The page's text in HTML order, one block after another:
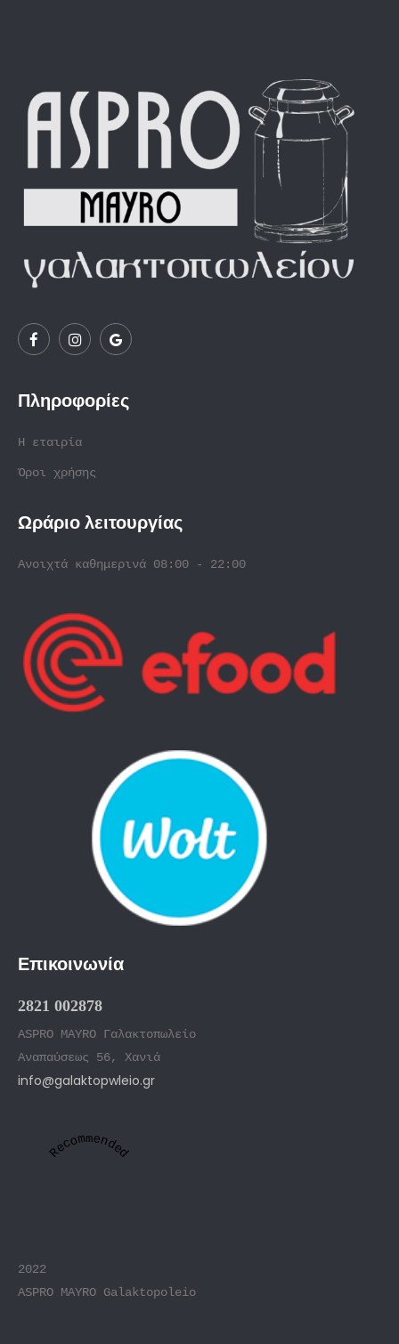
Πληροφορίες
Η εταιρία
Όροι χρήσης
Ωράριο λειτουργίας
Ανοιχτά καθημερινά 08:00 - 22:00
Επικοινωνία
2821 002878
ASPRO MAYRO Γαλακτοπωλείο
Αναπαύσεως 56, Χανιά
info@galaktopwleio.gr
Recommended
2022
ASPRO MAYRO Galaktopoleio